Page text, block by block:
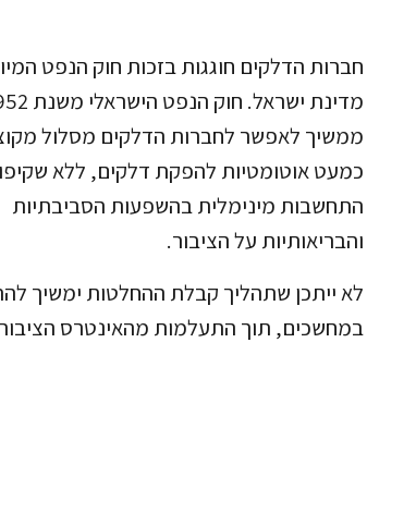
חברות הדלקים חוגגות בזכות חוק הנפט
ממשיך לאפשר לחברות הדלקים מסלול
כמעט אוטומטיות להפקת דלקים, ללא
התחשבות מינימלית בהשפעות הסביבתיות
והבריאותיות על הציבור.
לא ייתכן שתהליך קבלת ההחלטות ימשיך
במחשכים, תוך התעלמות מהאינטרס